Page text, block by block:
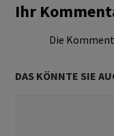
Ihr
Die
DAS KÖNNTE SIE